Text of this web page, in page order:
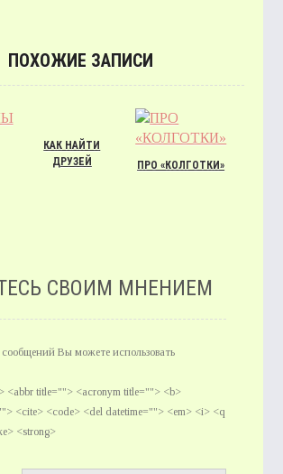
ПОХОЖИЕ ЗАПИСИ
КАК НАЙТИ
ДРУЗЕЙ
ПРО «КОЛГОТКИ»
СВОИМ МНЕНИЕМ
Вы можете использовать
<abbr title=""> <acronym title=""> <b>
<cite> <code> <del datetime=""> <em> <i> <q
<strong>